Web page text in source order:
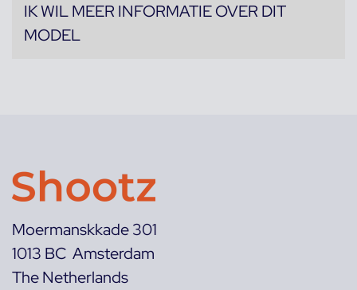
IK WIL MEER INFORMATIE OVER DIT
MODEL
Moermanskkade 301
1013 BC Amsterdam
The Netherlands